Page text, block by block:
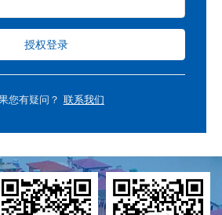
授权登录
如果您有疑问？ 联系我们